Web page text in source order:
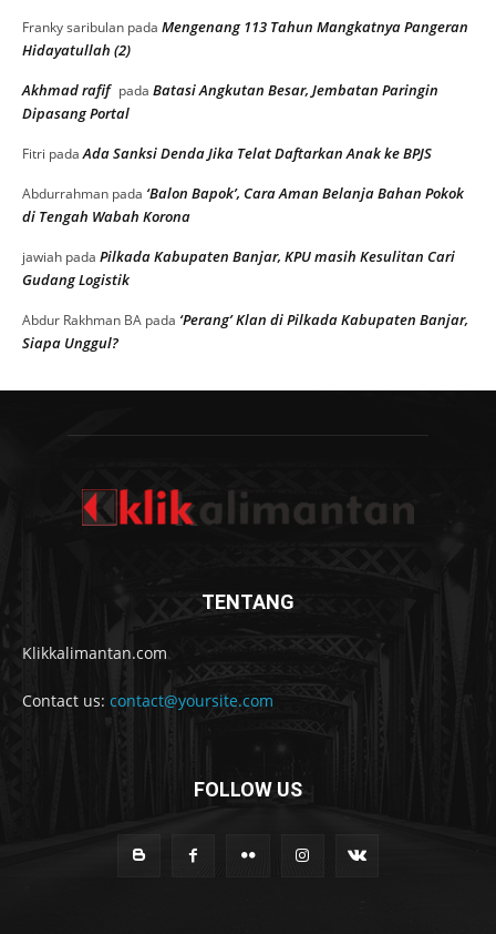
Franky saribulan pada Mengenang 113 Tahun Mangkatnya Pangeran
Hidayatullah (2)
Akhmad rafif pada Batasi Angkutan Besar, Jembatan Paringin
Dipasang Portal
Fitri padaAda Sanksi Denda Jika Telat Daftarkan Anak ke BPJS
Abdurrahman pada ‘Balon Bapok’, Cara Aman Belanja Bahan Pokok
di Tengah Wabah Korona
jawiah pada Pilkada Kabupaten Banjar, KPU masih Kesulitan Cari
Gudang Logistik
Abdur Rakhman BA pada ‘Perang’ Klan di Pilkada Kabupaten Banjar,
Siapa Unggul?
TENTANG
Klikkalimantan.com
Contact us: contact@yoursite.com
FOLLOW US